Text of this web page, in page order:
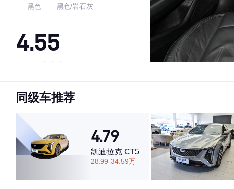
黑色 黑色/岩石灰
4.55
·内饰表现一般，低于70%同级车
·空间表现一般，低于63%同级车
同级车推荐
4.79
凯迪拉克 CT5
28.99-34.59万